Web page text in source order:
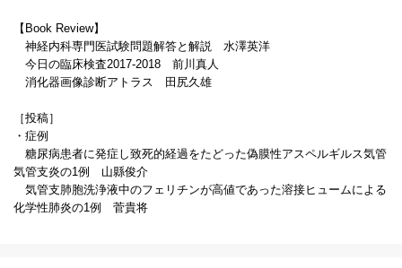
【Book Review】
神経内科専門医試験問題解答と解説 水澤英洋
今日の臨床検査2017-2018 前川真人
消化器画像診断アトラス 田尻久雄
［投稿］
・症例
糖尿病患者に発症し致死的経過をたどった偽膜性アスペルギルス気管
気管支炎の1例 山縣俊介
気管支肺胞洗浄液中のフェリチンが高値であった溶接ヒュームによる
化学性肺炎の1例 菅貴将